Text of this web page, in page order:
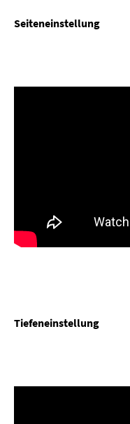
Seiteneinstellung
Tiefeneinstellung